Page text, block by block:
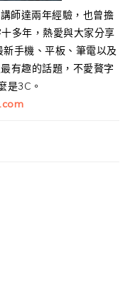
師達兩年經驗，也曾擔
多年，熱愛與大家分享
手機、平板、筆電以及
有趣的話題，不愛贅字
是3C。